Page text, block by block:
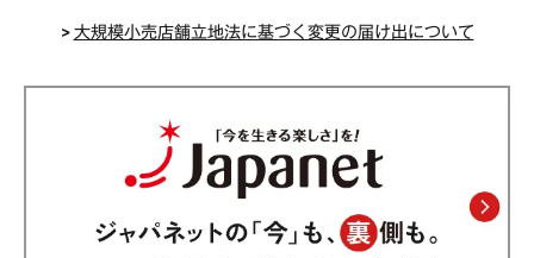
>大規模小売店舗立地法に基づく変更の届け出について